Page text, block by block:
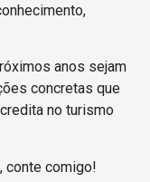
anos sejam
concretas que
no turismo
conte comigo!